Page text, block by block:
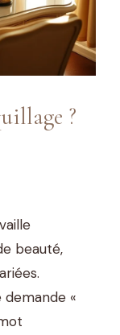
?
beauté,
«